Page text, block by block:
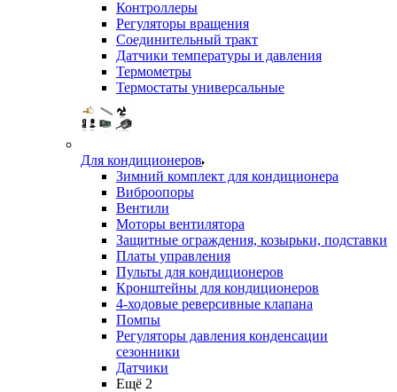
Контроллеры
Регуляторы вращения
Соединительный тракт
Датчики температуры и давления
Термометры
Термостаты универсальные
Для кондиционеров
Зимний комплект для кондиционера
Виброопоры
Вентили
Моторы вентилятора
Защитные ограждения, козырьки, подставки
Платы управления
Пульты для кондиционеров
Кронштейны для кондиционеров
4-ходовые реверсивные клапана
Помпы
Регуляторы давления конденсации
сезонники
Датчики
Ещё 2